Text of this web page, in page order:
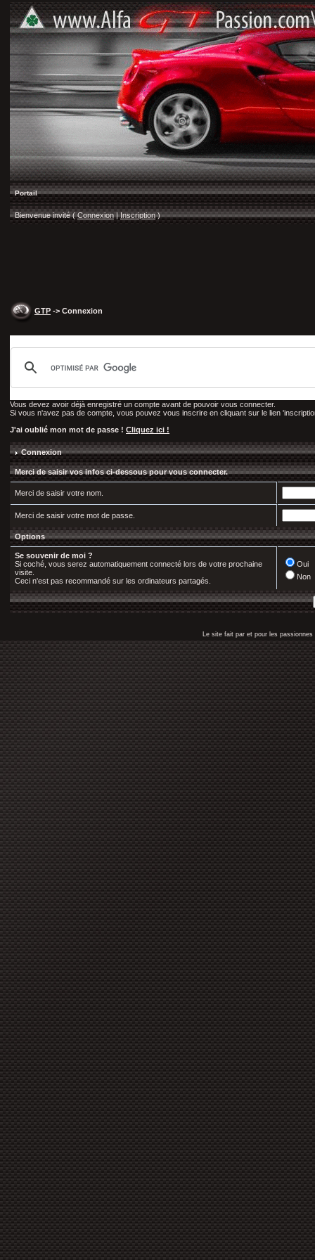
Portail
Bienvenue invité ( Connexion |Inscription)
GTP -> Connexion
Vous devez avoir déjà enregistré un compte avant de pouvoir vous connecter.
Si vous n'avez pas de compte, vous pouvez vous inscrire en cliquant sur le lien
J'ai oublié mon mot de passe ! Cliquez ici !
Connexion
Merci de saisir vos infos ci-dessous pour vous connecter.
Merci de saisir votre nom.
Merci de saisir votre mot de passe.
Options
Se souvenir de moi ?
Si coché, vous serez automatiquement connecté lors de votre prochaine
visite.
Ceci n'est pas recommandé sur les ordinateurs partagés.
Oui
Non
Le site fait par et pour les